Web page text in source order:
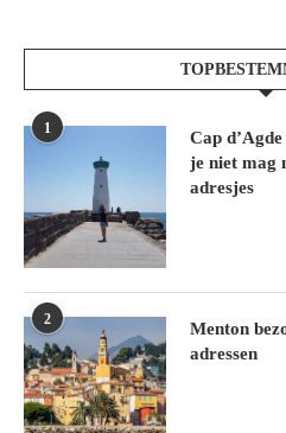
1
Cap
je niet mag
adresjes
2
Menton
adressen